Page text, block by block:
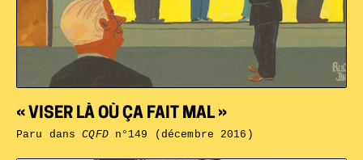
« VISER LÀ OÙ ÇA FAIT MAL »
Paru dansCQFDn°149 (décembre 2016)